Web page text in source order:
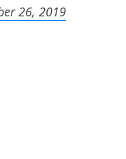
26, 2019